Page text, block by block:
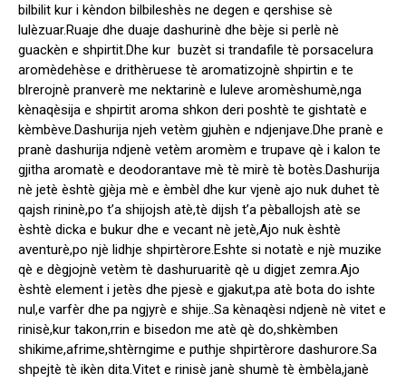
bilbilit kur i kèndon bilbileshès ne degen e qershise sè
lulèzuar.Ruaje dhe duaje dashurinè dhe bèje si perlè nè
guackèn e shpirtit.Dhe kur buzèt si trandafile tè porsacelura
aromèdehèse e drithèruese tè aromatizojnè shpirtin e te
blrerojnè pranverè me nektarinè e luleve aromèshumè,nga
kènaqèsija e shpirtit aroma shkon deri poshtè te gishtatè e
kèmbève.Dashurija njeh vetèm gjuhèn e ndjenjave.Dhe pranè e
pranè dashurija ndjenè vetèm aromèm e trupave qè i kalon te
gjitha aromatè e deodorantave mè tè mirè tè botès.Dashurija
nè jetè èshtè gjèja mè e èmbèl dhe kur vjenè ajo nuk duhet tè
qajsh rininè,po t’a shijojsh atè,tè dijsh t’a pèballojsh atè se
èshtè dicka e bukur dhe e vecant nè jetè,Ajo nuk èshtè
aventurè,po njè lidhje shpirtèrore.Eshte si notatè e njè muzike
qè e dègjojnè vetèm tè dashuruaritè qè u digjet zemra.Ajo
èshtè element i jetès dhe pjesè e gjakut,pa atè bota do ishte
nul,e varfèr dhe pa ngjyrè e shije..Sa kènaqèsi ndjenè nè vitet e
rinisè,kur takon,rrin e bisedon me atè qè do,shkèmben
shikime,afrime,shtèrngime e puthje shpirtèrore dashurore.Sa
shpejtè tè ikèn dita.Vitet e rinisè janè shumè tè èmbèla,janè